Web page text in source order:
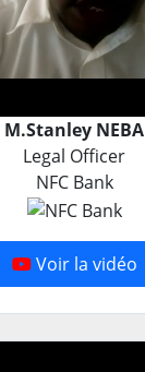
M.Stanley NEBA
Legal Officer
NFC Bank
Voir la vidéo